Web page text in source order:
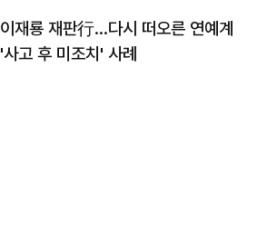
이재룡 재판行…다시 떠오른 연예계
'사고 후 미조치' 사례